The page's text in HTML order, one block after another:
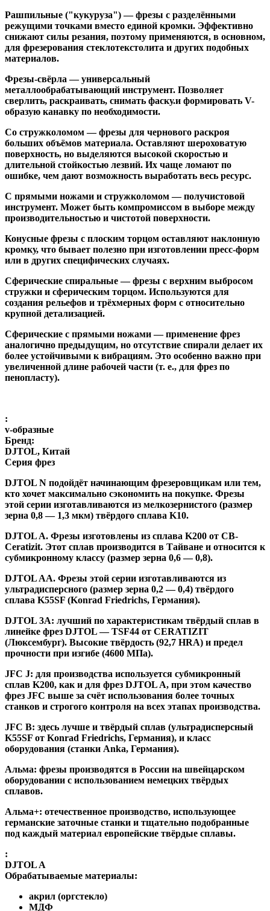
Рашпильные ("кукуруза")— фрезы с разделёнными
режущими точками вместо единой кромки. Эффективно
снижают силы резания, поэтому применяются, в основном,
для фрезерования стеклотекстолита и других подобных
материалов.
Фрезы-свёрла — универсальный
металлообрабатывающий инструмент. Позволяет
сверлить, раскраивать, снимать фаску.и формировать V-
образую канавку по необходимости.
Со стружколомом— фрезы для чернового раскроя
больших объёмов материала. Оставляют шероховатую
поверхность, но выделяются высокой скоростью и
длительной стойкостью лезвий. Их чаще ломают по
ошибке, чем дают возможность выработать весь ресурс.
С прямыми ножами и стружколомом— получистовой
инструмент. Может быть компромиссом в выборе между
производительностью и чистотой поверхности.
Конусные фрезы с плоским торцом оставляют наклонную
кромку, что бывает полезно при изготовлении пресс-форм
или в других специфических случаях.
Сферические спиральные— фрезы с верхним выбросом
стружки и сферическим торцом. Используются для
создания рельефов и трёхмерных форм с относительно
крупной детализацией.
Сферические с прямыми ножами— применение фрез
аналогично предыдущим, но отсутствие спирали делает их
более устойчивыми к вибрациям. Это особенно важно при
увеличенной длине рабочей части (т. е., для фрез по
пенопласту).
:
v-образные
Бренд:
DJTOL, Китай
Серия фрез
DJTOL N подойдёт начинающим фрезеровщикам или тем,
кто хочет максимально сэкономить на покупке. Фрезы
этой серии изготавливаются из мелкозернистого (размер
зерна 0,8 — 1,3 мкм) твёрдого сплава K10.
DJTOL A. Фрезы изготовлены из сплава K200 от CB-
Ceratizit. Этот сплав производится в Тайване и относится к
субмикронному классу (размер зерна 0,6 — 0,8).
DJTOL AA. Фрезы этой серии изготавливаются из
ультрадисперсного (размер зерна 0,2 — 0,4) твёрдого
сплава K55SF (Konrad Friedrichs, Германия).
DJTOL 3A: лучший по характеристикам твёрдый сплав в
линейке фрез DJTOL — TSF44 от CERATIZIT
(Люксембург). Высокие твёрдость (92,7 HRA) и предел
прочности при изгибе (4600 МПа).
JFC J: для производства используется субмикронный
сплав K200, как и для фрез DJTOL A, при этом качество
фрез JFC выше за счёт использования более точных
станков и строгого контроля на всех этапах производства.
JFC B: здесь лучше и твёрдый сплав (ультрадисперсный
K55SF от Konrad Friedrichs, Германия), и класс
оборудования (станки Anka, Германия).
Альма: фрезы производятся в России на швейцарском
оборудовании с использованием немецких твёрдых
сплавов.
Альма+: отечественное производство, использующее
германские заточные станки и тщательно подобранные
под каждый материал европейские твёрдые сплавы.
:
DJTOL A
Обрабатываемые материалы:
акрил (оргстекло)
МДФ